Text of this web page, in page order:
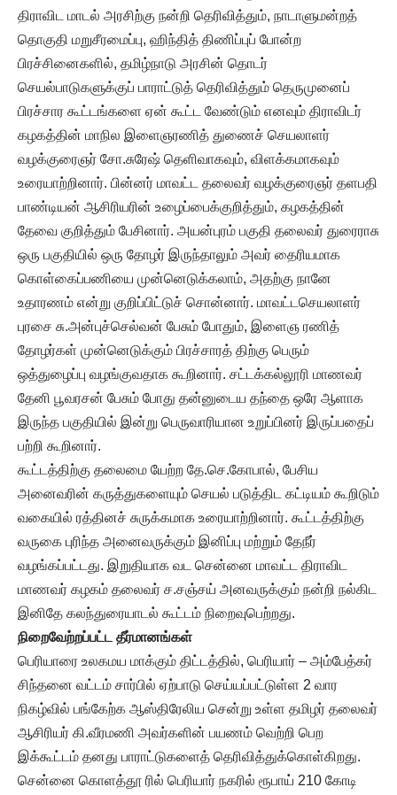
திராவிட மாடல் அரசிற்கு நன்றி தெரிவித்தும், நாடாளுமன்றத்
தொகுதி மறுசீரமைப்பு, ஹிந்தித் திணிப்புப் போன்ற
பிரச்சினைகளில், தமிழ்நாடு அரசின் தொடர்
செயல்பாடுகளுக்குப் பாராட்டுத் தெரிவித்தும் தெருமுனைப்
பிரச்சார கூட்டங்களை ஏன் கூட்ட வேண்டும் எனவும் திராவிடர்
கழகத்தின் மாநில இளைஞரணித் துணைச் செயலாளர்
வழக்குரைஞர் சோ.சுரேஷ் தெளிவாகவும், விளக்கமாகவும்
உரையாற்றினார். பின்னர் மாவட்ட தலைவர் வழக்குரைஞர் தளபதி
பாண்டியன் ஆசிரியரின் உழைப்பைக்குறித்தும், கழகத்தின்
தேவை குறித்தும் பேசினார். அயன்புரம் பகுதி தலைவர் துரைராசு
ஒரு பகுதியில் ஒரு தோழர் இருந்தாலும் அவர் தைரியமாக
கொள்கைப்பணியை முன்னெடுக்கலாம், அதற்கு நானே
உதாரணம் என்று குறிப்பிட்டுச் சொன்னார். மாவட்டசெயலாளர்
புரசை சு.அன்புச்செல்வன் பேசும் போதும், இளைஞ ரணித்
தோழர்கள் முன்னெடுக்கும் பிரச்சாரத் திற்கு பெரும்
ஒத்துழைப்பு வழங்குவதாக கூறினார். சட்டக்கல்லூரி மாணவர்
தேனி பூவரசன் பேசும் போது தன்னுடைய தந்தை ஒரே ஆளாக
இருந்த பகுதியில் இன்று பெருவாரியான உறுப்பினர் இருப்பதைப்
பற்றி கூறினார்.
கூட்டத்திற்கு தலைமை யேற்ற தே.செ.கோபால், பேசிய
அனைவரின் கருத்துகளையும் செயல் படுத்திட கட்டியம் கூறிடும்
வகையில் ரத்தினச் சுருக்கமாக உரையாற்றினார். கூட்டத்திற்கு
வருகை புரிந்த அனைவருக்கும் இனிப்பு மற்றும் தேநீர்
வழங்கப்பட்டது. இறுதியாக வட சென்னை மாவட்ட திராவிட
மாணவர் கழகம் தலைவர் ச.சஞ்சய் அனவருக்கும் நன்றி நல்கிட
இனிதே கலந்துரையாடல் கூட்டம் நிறைவுபெற்றது.
நிறைவேற்றப்பட்ட தீர்மானங்கள்
பெரியாரை உலகமய மாக்கும் திட்டத்தில், பெரியார் – அம்பேத்கர்
சிந்தனை வட்டம் சார்பில் ஏற்பாடு செய்யப்பட்டுள்ள 2 வார
நிகழ்வில் பங்கேற்க ஆஸ்திரேலிய சென்று உள்ள தமிழர் தலைவர்
ஆசிரியர் கி.வீரமணி அவர்களின் பயணம் வெற்றி பெற
இக்கூட்டம் தனது பாராட்டுகளைத் தெரிவித்துக்கொள்கிறது.
சென்னை கொளத்தூ ரில் பெரியார் நகரில் ரூபாய் 210 கோடி